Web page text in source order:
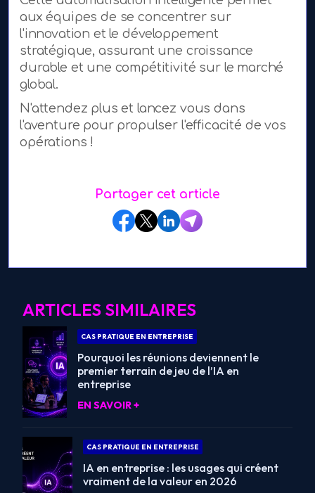
aux équipes de se concentrer sur
l'innovation et le développement
stratégique, assurant une croissance
durable et une compétitivité sur le marché
global.
N'attendez plus et lancez vous dans
l'aventure pour propulser l'efficacité de vos
opérations !
Partager cet article
ARTICLES SIMILAIRES
CAS PRATIQUE EN ENTREPRISE
Pourquoi les réunions deviennent le
premier terrain de jeu de l’IA en
entreprise
EN SAVOIR +
CAS PRATIQUE EN ENTREPRISE
IA en entreprise : les usages qui créent
vraiment de la valeur en 2026